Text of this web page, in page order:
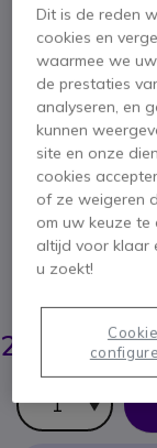
SDW
EU/
SKU SESDW5BST //
Voor Impact
258,95 € ex.
Ga naar het
Dit is de reden
cookies en
waarmee we
de prestaties
analyseren, en
kunnen
site en onze
cookies
of ze weigeren
om uw keuze
altijd voor klaar
u zoekt!